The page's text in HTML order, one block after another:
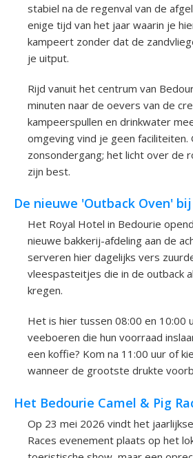
stabiel na de regenval van de
enige tijd van het jaar waarin je
kampeert zonder dat de
je uitput.
Rijd vanuit het centrum van
minuten naar de oevers van de
kampeerspullen en drinkwater
omgeving vind je geen faciliteiten.
zonsondergang; het licht over de
zijn best.
De nieuwe 'Outback Oven'
Het Royal Hotel in Bedourie
nieuwe bakkerij-afdeling aan de
serveren hier dagelijks vers
vleespasteitjes die in de outback
kregen.
Het is hier tussen 08:00 en 10:00
veeboeren die hun voorraad
een koffie? Kom na 11:00 uur of
wanneer de grootste drukte
Het Bedourie Camel & Pig
Op 23 mei 2026 vindt het
Races evenement plaats op het